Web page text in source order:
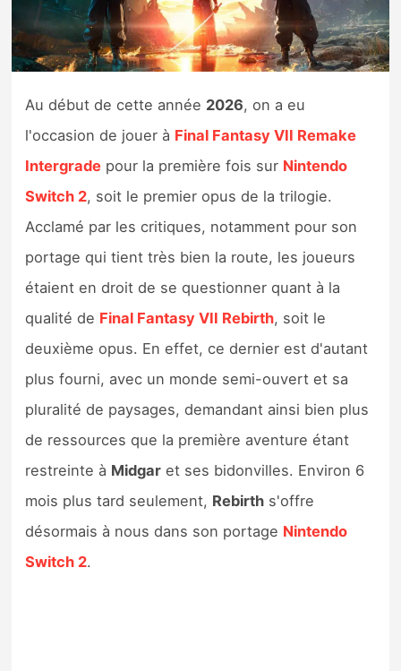
Tests et previews
Tests de jeux
Tests d’accessoires
Previews
Précommandes
Précommandes jeux Switch 2
Sorties de jeux
Bons plans
Au début de cette année 2026, on a eu
l'occasion de jouer à Final Fantasy VII Remake
Intergrade pour la première fois sur Nintendo
Switch 2, soit le premier opus de la trilogie.
Acclamé par les critiques, notamment pour son
portage qui tient très bien la route, les joueurs
étaient en droit de se questionner quant à la
qualité de Final Fantasy VII Rebirth, soit le
deuxième opus. En effet, ce dernier est d'autant
plus fourni, avec un monde semi-ouvert et sa
pluralité de paysages, demandant ainsi bien plus
de ressources que la première aventure étant
restreinte à Midgar et ses bidonvilles. Environ 6
mois plus tard seulement, Rebirth s'offre
désormais à nous dans son portage Nintendo
Switch 2.